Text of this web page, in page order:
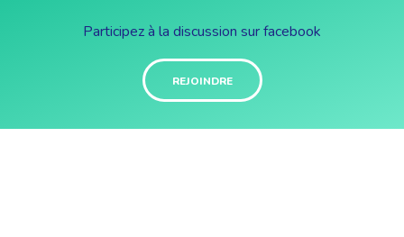
Participez à la discussion sur facebook
REJOINDRE